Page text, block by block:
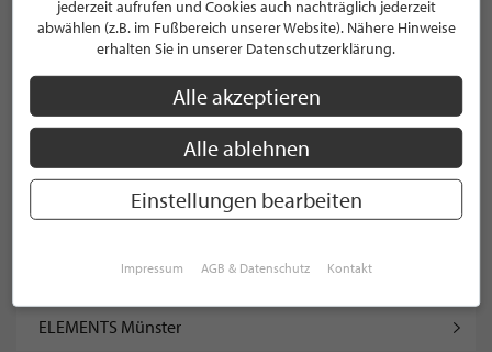
Eckhart Bald Naturmöbel
Einrichtungshaus Ahlers
Einrichtungsstudio Sicking Hendrik Sicking e.K.
Elektro Heikes GmbH & Co. KG
ELEMENTS Münster
jederzeit aufrufen und Cookies auch nachträglich jederzeit
abwählen (z.B. im Fußbereich unserer Website). Nähere Hinweise
erhalten Sie in unserer Datenschutzerklärung.
Alle akzeptieren
Alle ablehnen
Einstellungen bearbeiten
Impressum AGB & Datenschutz Kontakt